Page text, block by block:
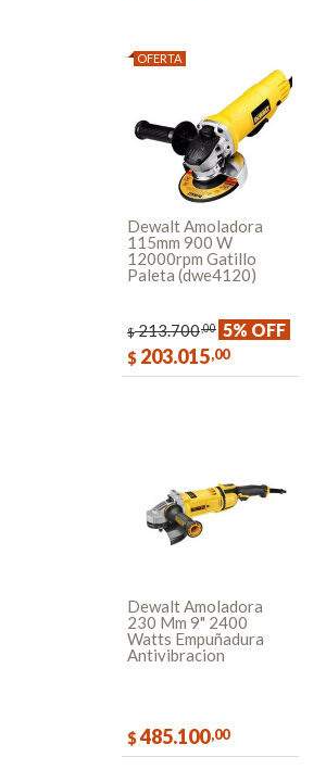
OFERTA
Dewalt Amoladora
115mm 900 W
12000rpm Gatillo
Paleta (dwe4120)
$ 213.700,00 5% OFF
$ 203.015,00
Dewalt Amoladora
230 Mm 9" 2400
Watts Empuñadura
Antivibracion
$485.100,00